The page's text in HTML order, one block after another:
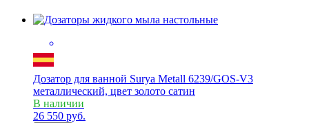
Дозатор для ванной Surya Metall 6239/GOS-V3
металлический, цвет золото сатин
В наличии
26 550 руб.